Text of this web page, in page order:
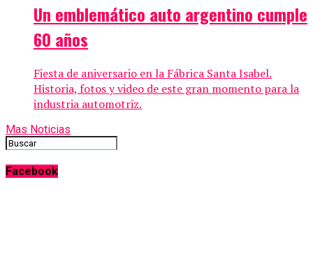
Un emblemático auto argentino cumple
60 años
Fiesta de aniversario en la Fábrica Santa Isabel.
Historia, fotos y video de este gran momento para la
industria automotriz.
Mas Noticias
Facebook